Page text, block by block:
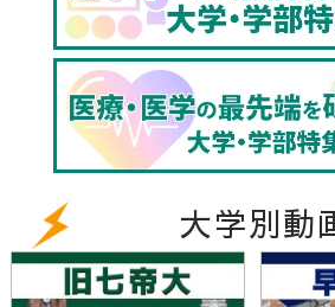
https://www.toshin.com/
▼東進TVのチャンネル登録はこち
http://www.youtube.com/
sub_confirmation=1
大学別動